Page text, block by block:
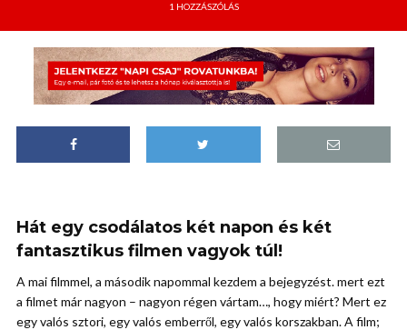
1 HOZZÁSZÓLÁS
Hát egy csodálatos két napon és két
fantasztikus filmen vagyok túl!
A mai filmmel, a második napommal kezdem a bejegyzést. mert ezt
a filmet már nagyon – nagyon régen vártam…, hogy miért? Mert ez
egy valós sztori, egy valós emberről, egy valós korszakban. A film;